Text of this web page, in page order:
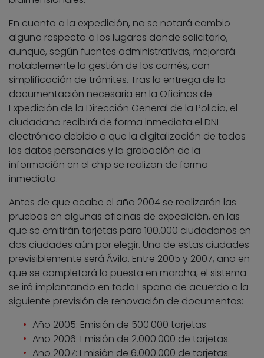
En cuanto a la expedición, no se notará cambio
alguno respecto a los lugares donde solicitarlo,
aunque, según fuentes administrativas, mejorará
notablemente la gestión de los carnés, con
simplificación de trámites. Tras la entrega de la
documentación necesaria en la Oficinas de
Expedición de la Dirección General de la Policía, el
ciudadano recibirá de forma inmediata el DNI
electrónico debido a que la digitalización de todos
los datos personales y la grabación de la
información en el chip se realizan de forma
inmediata.
Antes de que acabe el año 2004 se realizarán las
pruebas en algunas oficinas de expedición, en las
que se emitirán tarjetas para 100.000 ciudadanos en
dos ciudades aún por elegir. Una de estas ciudades
previsiblemente será Ávila. Entre 2005 y 2007, año en
que se completará la puesta en marcha, el sistema
se irá implantando en toda España de acuerdo a la
siguiente previsión de renovación de documentos:
Año 2005: Emisión de 500.000 tarjetas.
Año 2006: Emisión de 2.000.000 de tarjetas.
Año 2007: Emisión de 6.000.000 de tarjetas.